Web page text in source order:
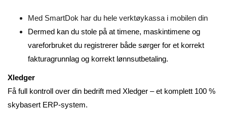
Med SmartDok har du hele verktøykassa i mobilen din
Dermed kan du stole på at timene, maskintimene og
vareforbruket du registrerer både sørger for et korrekt
fakturagrunnlag og korrekt lønnsutbetaling.
Xledger
Få full kontroll over din bedrift med Xledger – et komplett 100 %
skybasert ERP-system.